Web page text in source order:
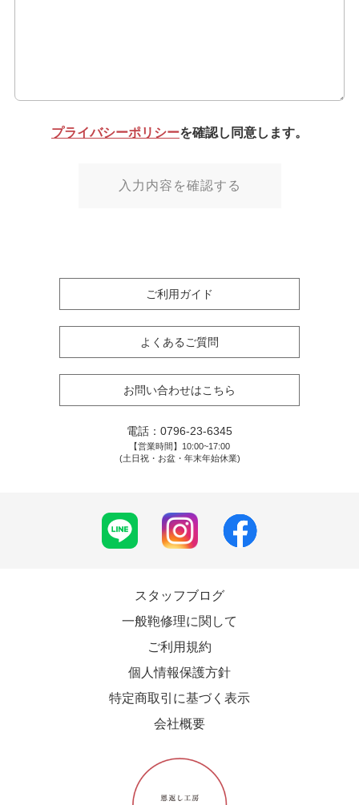
プライバシーポリシーを確認し同意します。
ご利用ガイド
よくあるご質問
お問い合わせはこちら
電話： 0796-23-6345
【営業時間】10:00~17:00
(土日祝・お盆・年末年始休業)
スタッフブログ
一般鞄修理に関して
ご利用規約
個人情報保護方針
特定商取引に基づく表示
会社概要